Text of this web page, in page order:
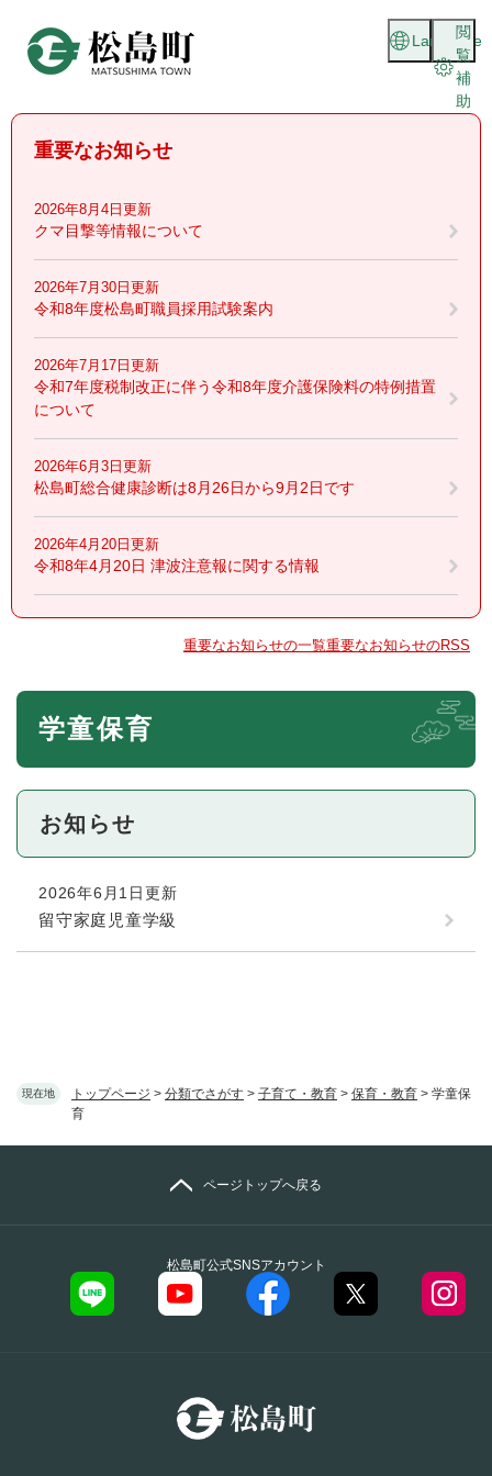
頭
閲
覧
補
助
Language
現在地 トップページ > 分類でさがす > 子育て・教育 > 保育・教育 > 学童保
育
重要なお知らせ
2026年8月4日更新
クマ目撃等情報について
2026年7月30日更新
令和8年度松島町職員採用試験案内
2026年7月17日更新
令和7年度税制改正に伴う令和8年度介護保険料の特例措置
について
2026年6月3日更新
松島町総合健康診断は8月26日から9月2日です
2026年4月20日更新
令和8年4月20日 津波注意報に関する情報
重要なお知らせの一覧重要なお知らせのRSS
本
学童保育
お知らせ
2026年6月1日更新
留守家庭児童学級
松島町公式SNSアカウント
ページトップへ戻る